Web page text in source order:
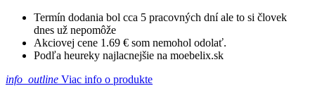
Termín dodania bol cca 5 pracovných dní ale to si človek
dnes už nepomôže
Akciovej cene 1.69 € som nemohol odolať.
Podľa heureky najlacnejšie na moebelix.sk
info_outline Viac info o produkte